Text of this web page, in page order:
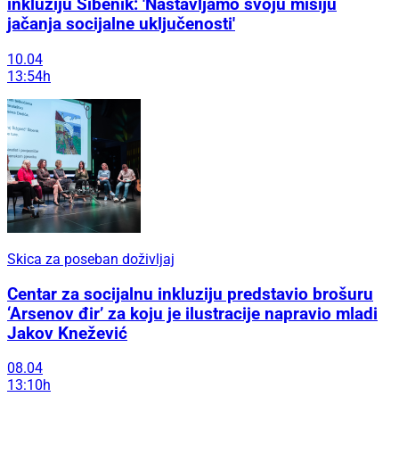
inkluziju Šibenik: 'Nastavljamo svoju misiju
jačanja socijalne uključenosti'
10.04
13:54h
Skica za poseban doživljaj
Centar za socijalnu inkluziju predstavio brošuru
‘Arsenov đir’ za koju je ilustracije napravio mladi
Jakov Knežević
08.04
13:10h